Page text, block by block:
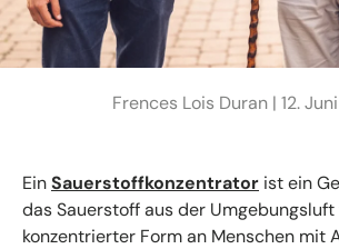
Frences Lois Duran | 12.
EinSauerstoffkonzentrator ist ein
das Sauerstoff aus der
konzentrierter Form an Menschen mit